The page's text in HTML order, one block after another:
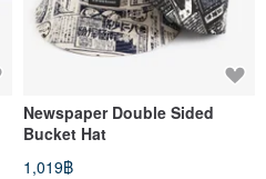
Newspaper Double Sided
Bucket Hat
1,019฿